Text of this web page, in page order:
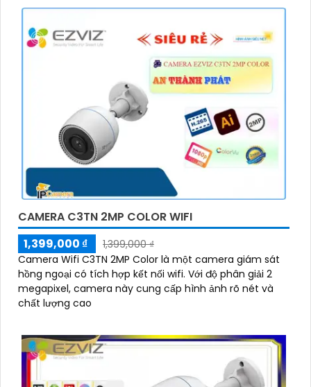
CAMERA C3TN 2MP COLOR WIFI
1,399,000 ₫
1,399,000 ₫
Camera Wifi C3TN 2MP Color là một camera giám sát
hồng ngoại có tích hợp kết nối wifi. Với độ phân giải 2
megapixel, camera này cung cấp hình ảnh rõ nét và
chất lượng cao